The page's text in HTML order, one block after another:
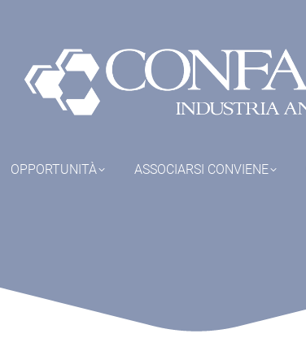
OPPORTUNITÀ ASSOCIARSI CONVIENE